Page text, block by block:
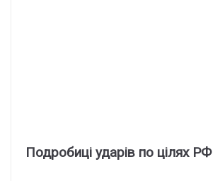
Подробиці ударів по цілях РФ